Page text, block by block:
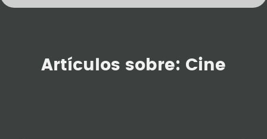
Artículos sobre: Cine